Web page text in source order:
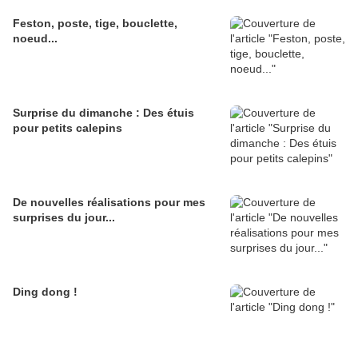
Feston, poste, tige, bouclette,
noeud...
Surprise du dimanche : Des étuis
pour petits calepins
De nouvelles réalisations pour mes
surprises du jour...
Ding dong !